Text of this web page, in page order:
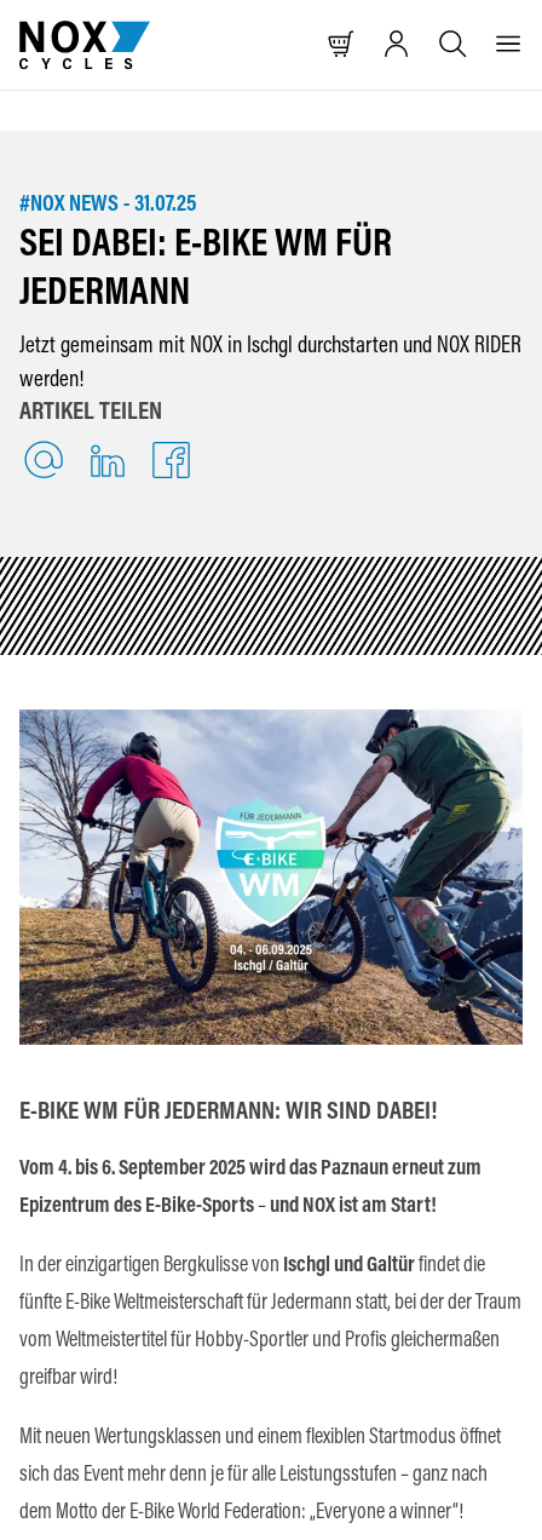
SPRINGEN
SPRINGENSPRINGEN
#NOX NEWS - 31.07.25
SEI DABEI: E-BIKE WM FÜR
JEDERMANN
Jetzt gemeinsam mit NOX in Ischgl durchstarten und NOX RIDER
werden!
ARTIKEL TEILEN
E-BIKE WM FÜR JEDERMANN: WIR SIND DABEI!
Vom 4. bis 6. September 2025 wird das Paznaun erneut zum
Epizentrum des E-Bike-Sports– und NOX ist am Start!
In der einzigartigen Bergkulisse von Ischgl und Galtürfindet die
fünfte E-Bike Weltmeisterschaft für Jedermann statt, bei der der Traum
vom Weltmeistertitel für Hobby-Sportler und Profis gleichermaßen
greifbar wird!
Mit neuen Wertungsklassen und einem flexiblen Startmodus öffnet
sich das Event mehr denn je für alle Leistungsstufen – ganz nach
dem Motto der E-Bike World Federation: „Everyone a winner“!